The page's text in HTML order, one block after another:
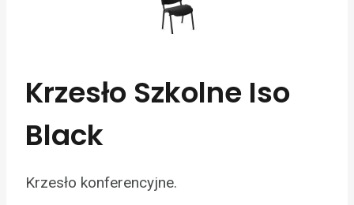
Krzesło Szkolne Iso
Black
Krzesło konferencyjne.